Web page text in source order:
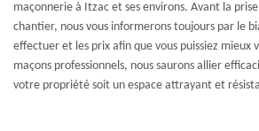
maçonnerie à Itzac et ses environs. Avant la
chantier, nous vous informerons toujours par le
effectuer et les prix afin que vous puissiez mieux
maçons professionnels, nous saurons allier
votre propriété soit un espace attrayant et